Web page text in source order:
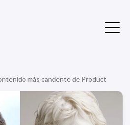
más candente de Product